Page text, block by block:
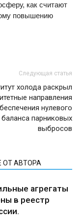
как считают
повышению
Следующая статья
холода раскрыл
направления
нулевого
баланса парниковых
выбросов
ОТ АВТОРА
агрегаты
в реестр